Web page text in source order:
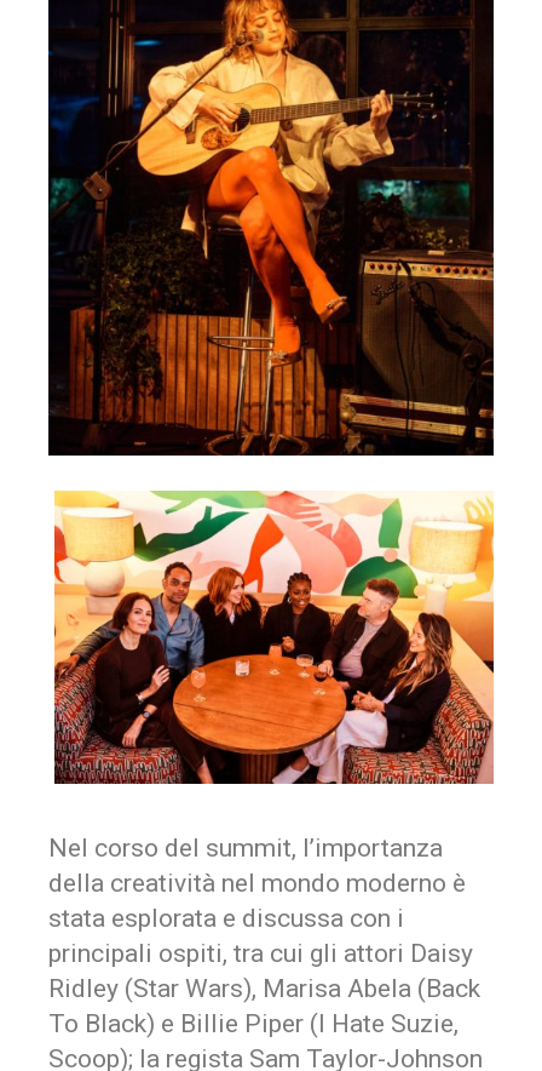
Nel corso del summit, l’importanza
della creatività nel mondo moderno è
stata esplorata e discussa con i
principali ospiti, tra cui gli attori Daisy
Ridley (Star Wars), Marisa Abela (Back
To Black) e Billie Piper (I Hate Suzie,
Scoop); la regista Sam Taylor-Johnson